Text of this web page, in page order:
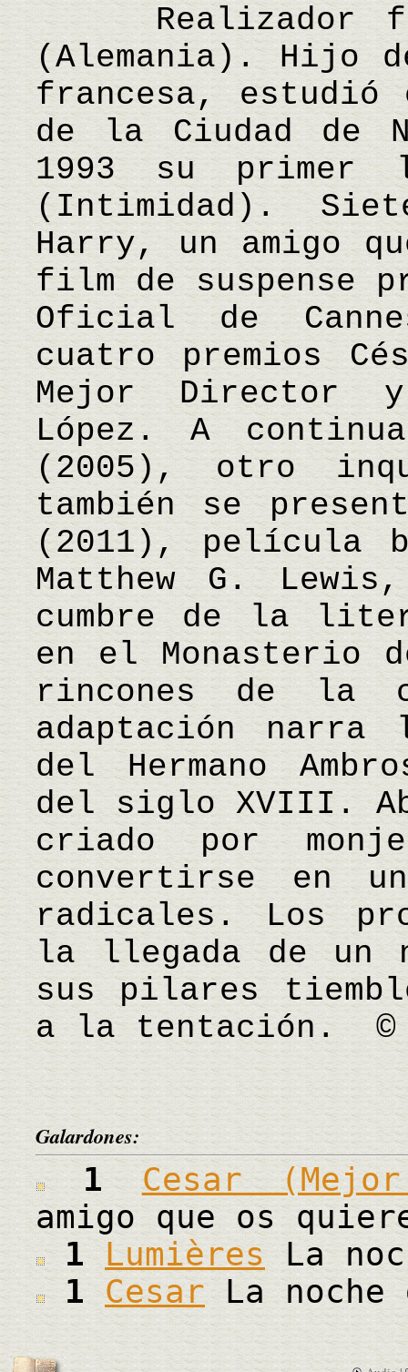
Realizador
(Alemania). Hijo
francesa, estudió
de la Ciudad de
1993 su primer
(Intimidad).
Harry, un amigo
film de suspense
Oficial de
cuatro premios
Mejor Director
López. A
(2005), otro
también se
(2011), película
Matthew G.
cumbre de la
en el Monasterio
rincones de la
adaptación narra
del Hermano
del siglo XVIII.
criado por
convertirse en
radicales. Los
la llegada de un
sus pilares
a la tentación. ©
Galardones:
1Cesar
amigo que os
1Lumières La
1CesarLa noche